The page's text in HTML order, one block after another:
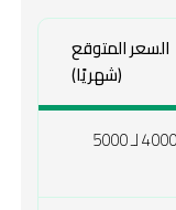
السعر المتوقع
(شهريًا)
من 4000 لـ 5000